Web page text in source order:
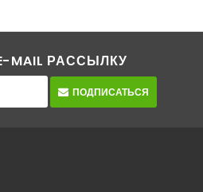
MAIL РАССЫЛКУ
ПОДПИСАТЬСЯ